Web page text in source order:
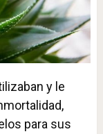
y le
para sus